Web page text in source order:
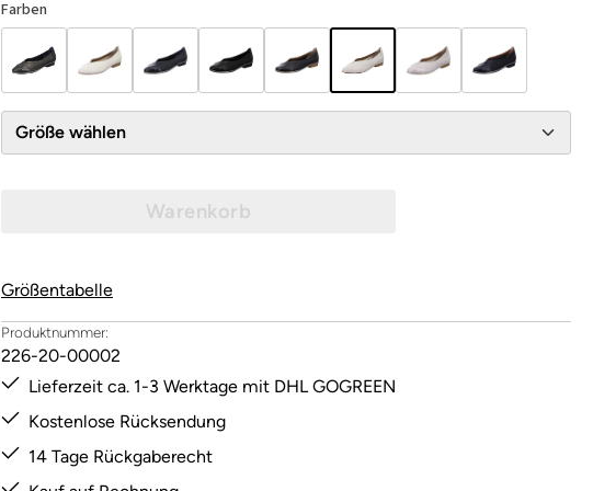
Farben
Größe wählen
Warenkorb
Größentabelle
Produktnummer:
226-20-00002
Lieferzeit ca. 1-3 Werktage mit DHL GOGREEN
Kostenlose Rücksendung
14 Tage Rückgaberecht